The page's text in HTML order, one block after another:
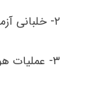
۲- خلبانی آزمایشگر
۳- عملیات هوانوردی